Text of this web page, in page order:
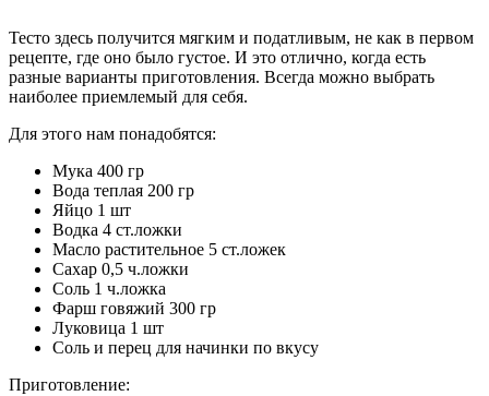
Тесто здесь получится мягким и податливым, не как в первом
рецепте, где оно было густое. И это отлично, когда есть
разные варианты приготовления. Всегда можно выбрать
наиболее приемлемый для себя.
Для этого нам понадобятся:
Мука 400 гр
Вода теплая 200 гр
Яйцо 1 шт
Водка 4 ст.ложки
Масло растительное 5 ст.ложек
Сахар 0,5 ч.ложки
Соль 1 ч.ложка
Фарш говяжий 300 гр
Луковица 1 шт
Соль и перец для начинки по вкусу
Приготовление: